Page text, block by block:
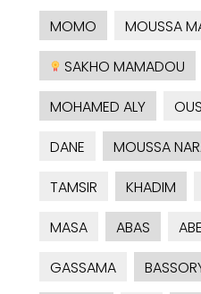
MOMO
MOUSSA
SAKHO MAMADOU
MOHAMED ALY
DANE
MOUSSA
TAMSIR
KHADIM
MASA
ABAS
GASSAMA